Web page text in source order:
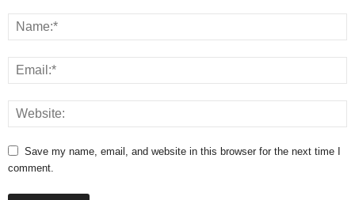
Save my name, email, and website in this browser for the next time I
comment.